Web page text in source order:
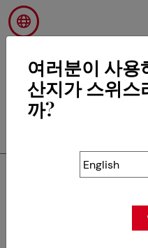
RETOUR
Swisscos
여러분이 사용
산지가 스위스
까?